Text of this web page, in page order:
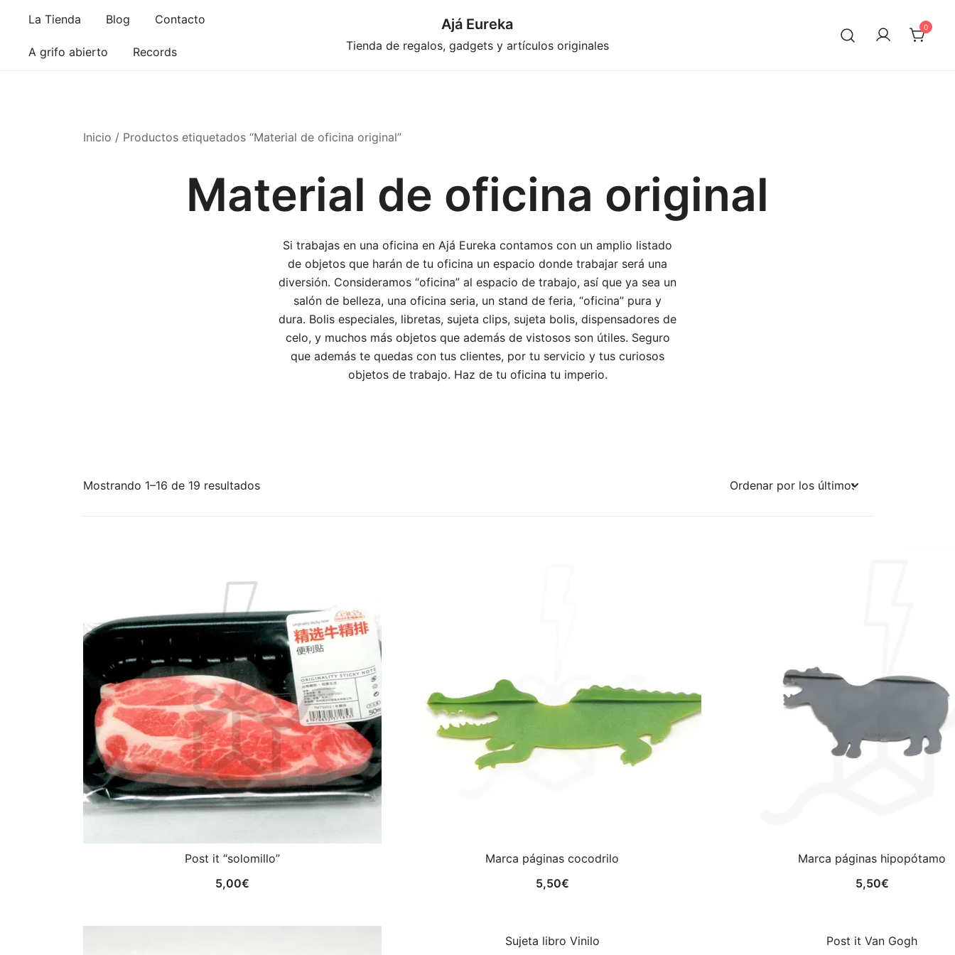
contenido
La Tienda Blog Contacto
A grifo abierto Records
Ajá Eureka
Tienda de regalos, gadgets y artículos originales
0
Inicio / Productos etiquetados “Material de oficina original”
Material de oficina original
Si trabajas en una oficina en Ajá Eureka contamos con un amplio listado
de objetos que harán de tu oficina un espacio donde trabajar será una
diversión. Consideramos “oficina” al espacio de trabajo, así que ya sea un
salón de belleza, una oficina seria, un stand de feria, “oficina” pura y
dura. Bolis especiales, libretas, sujeta clips, sujeta bolis, dispensadores de
celo, y muchos más objetos que además de vistosos son útiles. Seguro
que además te quedas con tus clientes, por tu servicio y tus curiosos
objetos de trabajo. Haz de tu oficina tu imperio.
Mostrando 1–16 de 19 resultadosOrdenado
Post it “solomillo”
5,00€
Marca páginas cocodrilo
5,50€
Marca páginas hipopótamo
5,50€
Sujeta libro Vinilo
Post it Van Gogh